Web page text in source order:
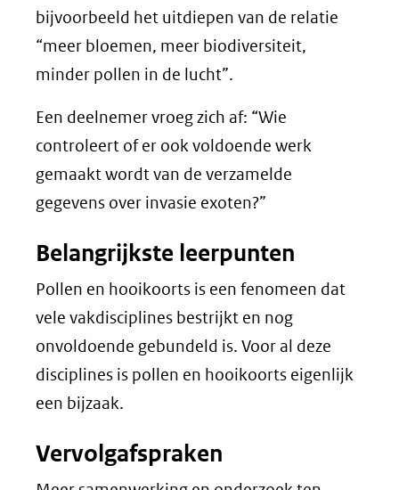
bijvoorbeeld het uitdiepen van de relatie
“meer bloemen, meer biodiversiteit,
minder pollen in de lucht”.
Een deelnemer vroeg zich af: “Wie
controleert of er ook voldoende werk
gemaakt wordt van de verzamelde
gegevens over invasie exoten?”
Belangrijkste leerpunten
Pollen en hooikoorts is een fenomeen dat
vele vakdisciplines bestrijkt en nog
onvoldoende gebundeld is. Voor al deze
disciplines is pollen en hooikoorts eigenlijk
een bijzaak.
Vervolgafspraken